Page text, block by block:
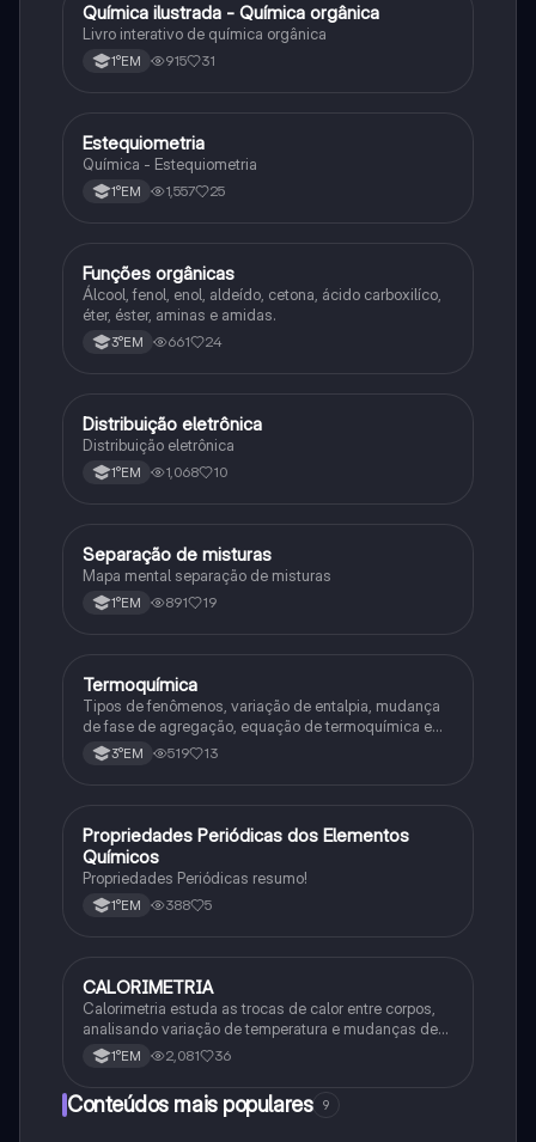
Química
Química ilustrada - Química orgânica
Livro interativo de química orgânica
1°EM 915 31
Química
Estequiometria
Química - Estequiometria
1°EM 1,557 25
Química
Funções orgânicas
Álcool, fenol, enol, aldeído, cetona, ácido carboxilíco,
éter, éster, aminas e amidas.
3°EM 661 24
Química
Distribuição eletrônica
Distribuição eletrônica
1°EM 1,068 10
Química
Separação de misturas
Mapa mental separação de misturas
1°EM 891 19
Química
Termoquímica
Tipos de fenômenos, variação de entalpia, mudança
de fase de agregação, equação de termoquímica e
entalpia de formação
3°EM 519 13
Química
Propriedades Periódicas dos Elementos
Químicos
Propriedades Periódicas resumo!
1°EM 388 5
Química
CALORIMETRIA
Calorimetria estuda as trocas de calor entre corpos,
analisando variação de temperatura e mudanças de
estado físico. Usa conceitos como calor sensível,
latente e capacidade térmica.
1°EM 2,081 36
Conteúdos mais populares 9